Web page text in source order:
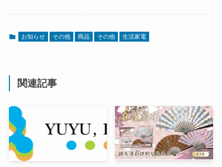
お知らせ その他 商品 その他 生活家電
関連記事